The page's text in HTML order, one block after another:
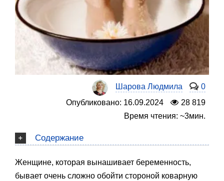
Шарова Людмила
0
Опубликовано: 16.09.2024
28 819
Время чтения: ~3мин.
Содержание
Женщине, которая вынашивает беременность,
бывает очень сложно обойти стороной коварную